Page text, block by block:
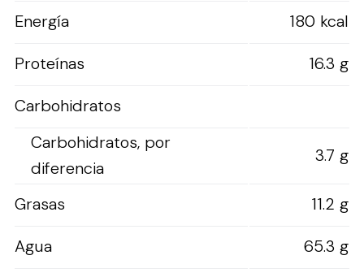
Energía
180 kcal
Proteínas
16.3 g
Carbohidratos
Carbohidratos, por
diferencia
3.7 g
Grasas
11.2 g
Agua
65.3 g